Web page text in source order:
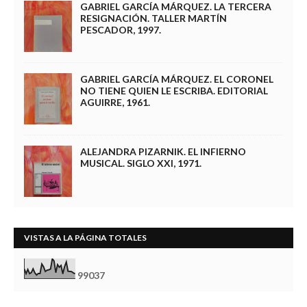
GABRIEL GARCÍA MÁRQUEZ. LA TERCERA
RESIGNACIÓN. TALLER MARTÍN
PESCADOR, 1997.
GABRIEL GARCÍA MÁRQUEZ. EL CORONEL
NO TIENE QUIEN LE ESCRIBA. EDITORIAL
AGUIRRE, 1961.
ALEJANDRA PIZARNIK. EL INFIERNO
MUSICAL. SIGLO XXI, 1971.
VISTAS A LA PÁGINA TOTALES
99037